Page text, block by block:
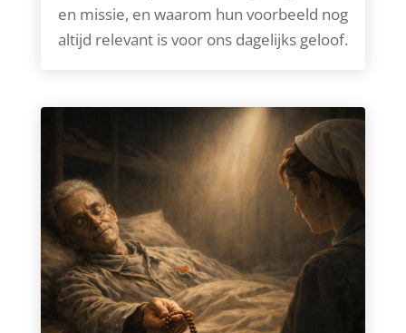
en missie, en waarom hun voorbeeld nog
altijd relevant is voor ons dagelijks geloof.